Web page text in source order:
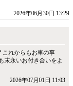
2026年06月30日 13:29
これからもお車の事
末永いお付き合いをよ
2026年07月01日 11:03